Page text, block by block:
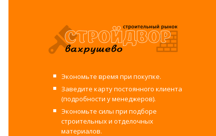
Экономьте время при покупке.
Заведите карту постоянного клиента
(подробности у менеджеров).
Экономьте силы при подборе
строительных и отделочных
материалов.